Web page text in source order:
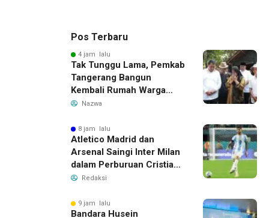
Pos Terbaru
4 jam lalu
Tak Tunggu Lama, Pemkab
Tangerang Bangun
Kembali Rumah Warga
yang Roboh Akibat Puting
Nazwa
8 jam lalu
Atletico Madrid dan
Arsenal Saingi Inter Milan
dalam Perburuan Cristian
Romero, Transfer Bek
Redaksi
9 jam lalu
Bandara Husein